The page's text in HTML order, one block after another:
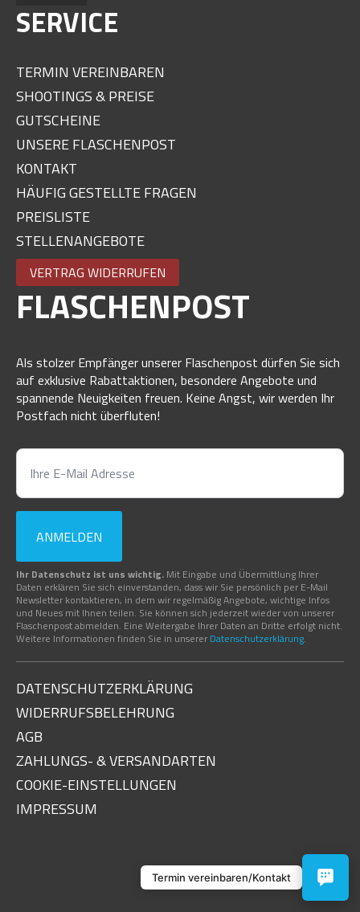
SERVICE
TERMIN VEREINBAREN
SHOOTINGS & PREISE
GUTSCHEINE
UNSERE FLASCHENPOST
KONTAKT
HÄUFIG GESTELLTE FRAGEN
PREISLISTE
STELLENANGEBOTE
VERTRAG WIDERRUFEN
FLASCHENPOST
Als stolzer Empfänger unserer Flaschenpost dürfen Sie sich
auf exklusive Rabattaktionen, besondere Angebote und
spannende Neuigkeiten freuen. Keine Angst, wir werden Ihr
Postfach nicht überfluten!
ANMELDEN
Ihr Datenschutz ist uns wichtig. Mit Eingabe und Übermittlung Ihrer
Daten erklären Sie sich einverstanden, dass wir Sie persönlich per E-Mail
Newsletter kontaktieren, in dem wir regelmäßig Angebote, wichtige Infos
und Neues mit Ihnen teilen. Sie können sich jederzeit wieder von unserer
Flaschenpost abmelden. Eine Weitergabe Ihrer Daten an Dritte erfolgt nicht.
Weitere Informationen finden Sie in unserer Datenschutzerklärung.
DATENSCHUTZERKLÄRUNG
WIDERRUFSBELEHRUNG
AGB
ZAHLUNGS- & VERSANDARTEN
COOKIE-EINSTELLUNGEN
IMPRESSUM
09:00–18:00 Uhr
Termin vereinbaren
Anrufen
Kontakt
Termin vereinbaren/Kontakt